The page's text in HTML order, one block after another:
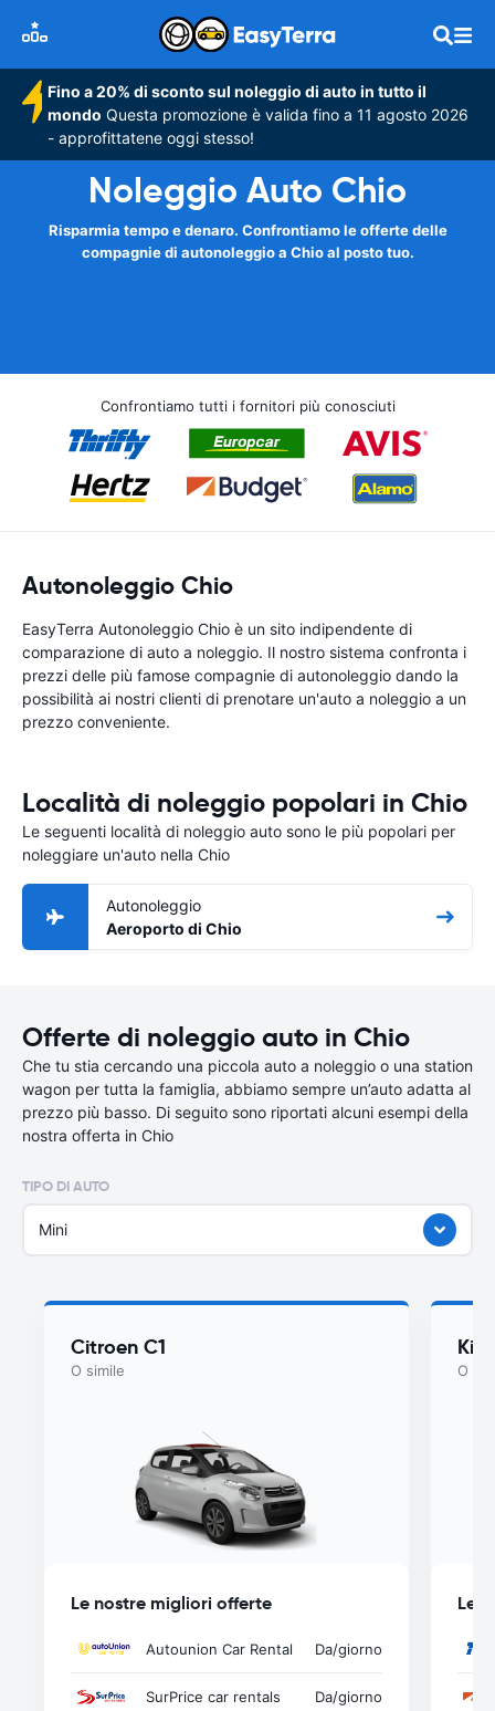
Fino a 20% di sconto sul noleggio di auto in tutto il
mondo Questa promozione è valida fino a 11 agosto 2026
- approfittatene oggi stesso!
Noleggio Auto Chio
Risparmia tempo e denaro. Confrontiamo le offerte delle
compagnie di autonoleggio a Chio al posto tuo.
Confrontiamo tutti i fornitori più conosciuti
Autonoleggio Chio
EasyTerra Autonoleggio Chio è un sito indipendente di
comparazione di auto a noleggio. Il nostro sistema confronta i
prezzi delle più famose compagnie di autonoleggio dando la
possibilità ai nostri clienti di prenotare un'auto a noleggio a un
prezzo conveniente.
Località di noleggio popolari in Chio
Le seguenti località di noleggio auto sono le più popolari per
noleggiare un'auto nella Chio
Autonoleggio
Aeroporto di Chio
Offerte di noleggio auto in Chio
Che tu stia cercando una piccola auto a noleggio o una station
wagon per tutta la famiglia, abbiamo sempre un’auto adatta al
prezzo più basso. Di seguito sono riportati alcuni esempi della
nostra offerta in Chio
TIPO DI AUTO
Mini
Citroen C1
O simile
Le nostre migliori offerte
Autounion Car Rental Da/giorno
SurPrice car rentals Da/giorno
Kia
O
Le